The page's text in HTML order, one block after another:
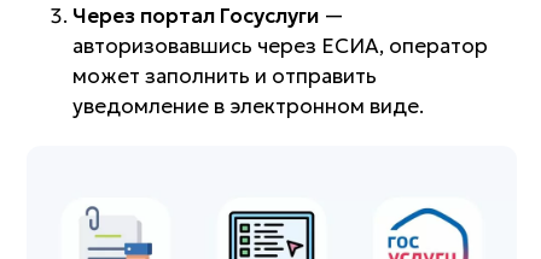
Через портал Госуслуги —
авторизовавшись через ЕСИА, оператор
может заполнить и отправить
уведомление в электронном виде.